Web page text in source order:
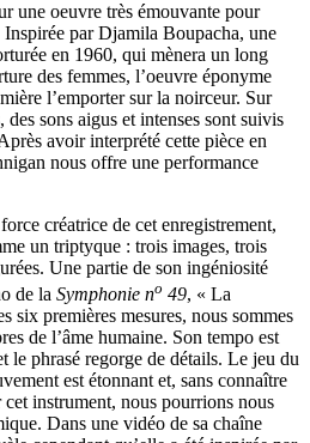
une oeuvre très émouvante pour
par Djamila Boupacha, une
en 1960, qui mènera un long
des femmes, l’oeuvre éponyme
l’emporter sur la noirceur. Sur
sons aigus et intenses sont suivis
avoir interprété cette pièce en
nous offre une performance
créatrice de cet enregistrement,
un triptyque : trois images, trois
Une partie de son ingéniosité
de la Symphonie no 49, « La
six premières mesures, nous sommes
de l’âme humaine. Son tempo est
le phrasé regorge de détails. Le jeu du
est étonnant et, sans connaître
instrument, nous pourrions nous
Dans une vidéo de sa chaîne